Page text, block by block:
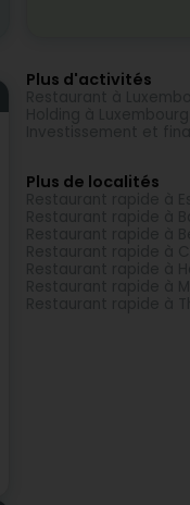
Plus d'activités
Plus de localités